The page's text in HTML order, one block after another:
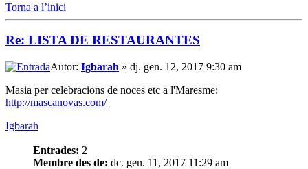
Torna a l’inici
Re: LISTA DE RESTAURANTES
Autor: Igbarah » dj. gen. 12, 2017 9:30 am
Masia per celebracions de noces etc a l'Maresme:
http://mascanovas.com/
Igbarah
Entrades: 2
Membre des de: dc. gen. 11, 2017 11:29 am